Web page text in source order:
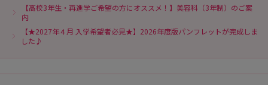
【高校3年生・再進学ご希望の方にオススメ！】美容科（3年制）のご案
内
【★2027年４月 入学希望者必見★】2026年度版パンフレットが完成しま
した♪